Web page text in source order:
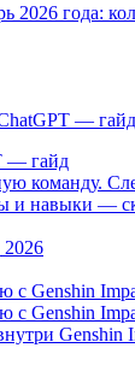
2026 года:
— гайд
и навыки —
2026
с Genshin
с Genshin